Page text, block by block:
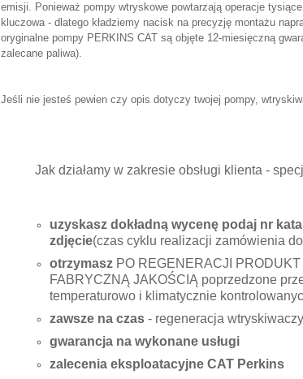
emisji. Ponieważ pompy wtryskowe powtarzają operacje
kluczowa - dlatego kładziemy nacisk na precyzję montażu
oryginalne pompy PERKINS CAT są objęte 12-miesięczną
zalecane paliwa).
Jeśli nie jesteś pewien czy opis dotyczy twojej pompy,
Jak działamy w zakresie obsługi klienta -
uzyskasz dokładną wycenę podaj nr
zdjęcie(czas cyklu realizacji zamówienia
otrzymasz PO REGENERACJI
FABRYCZNĄ JAKOŚCIĄ poprzedzone
temperaturowo i klimatycznie
zawsze na czas - regeneracja
gwarancja na wykonane usługi
zalecenia eksploatacyjne CAT Perkins